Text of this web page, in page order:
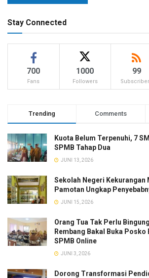
Stay Connected
700
Fans
1000
Followers
99
Trending Comments
Kuota Belum Terpenuhi, 7
SPMB Tahap Dua
JUNI 13, 2026
Sekolah Negeri Kekurangan
Pamotan Ungkap
JUNI 15, 2026
Orang Tua Tak Perlu
Rembang Bakal Buka
SPMB Online
JUNI 3, 2026
Dorong Transformasi